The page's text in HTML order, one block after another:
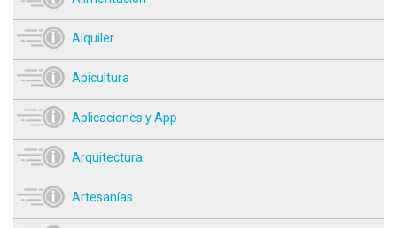
Alquiler
Apicultura
Aplicaciones y App
Arquitectura
Artesanías